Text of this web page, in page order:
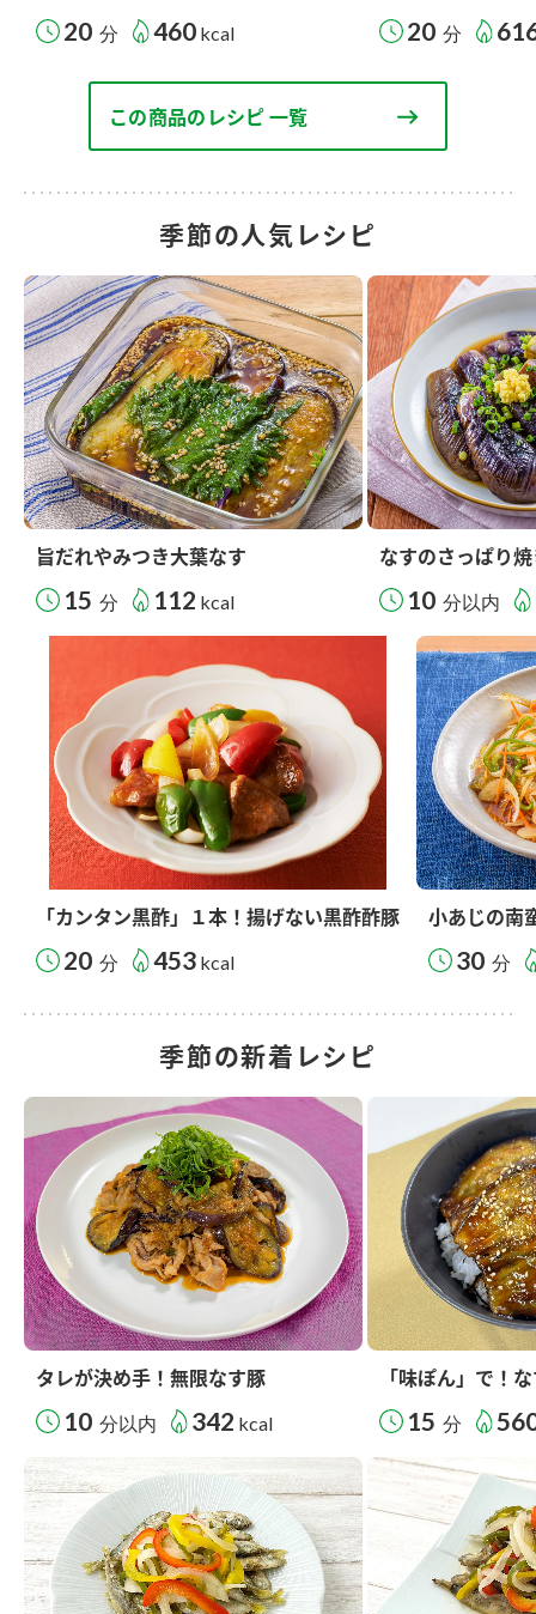
20 分 460 kcal 20 分
この商品のレシピ 一覧
季節の人気レシピ
旨だれやみつき大葉なす
15 分 112 kcal
なすのさっぱり
10 分以内
「カンタン黒酢」１本！揚げない黒酢酢豚
20 分 453 kcal
小あじの南
30 分
季節の新着レシピ
タレが決め手！無限なす豚
10 分以内 342 kcal
「味ぽん」で！
15 分